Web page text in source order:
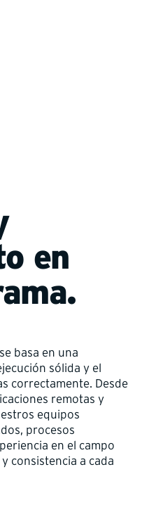
en
basa en una
sólida y el
correctamente. Desde
remotas y
equipos
procesos
en el campo
consistencia a cada